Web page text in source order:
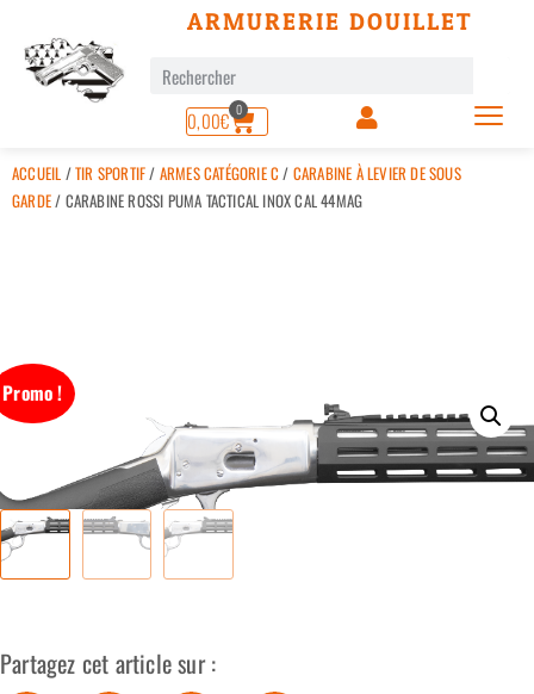
ARMURERIE DOUILLET
0,00€ 0
ACCUEIL /TIR SPORTIF/ ARMES CATÉGORIE C/ CARABINE À LEVIER DE SOUS
GARDE/ CARABINE ROSSI PUMA TACTICAL INOX CAL 44MAG
Promo !
Partagez cet article sur :